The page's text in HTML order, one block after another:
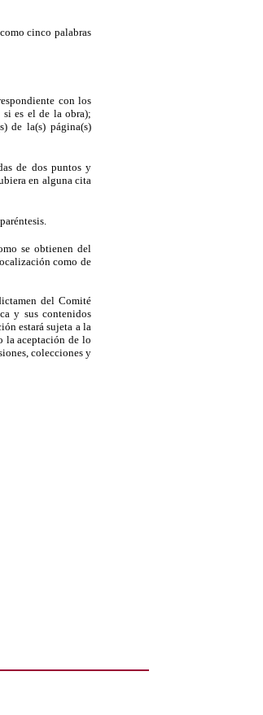
cinco palabras
con los
es el de la obra);
de la(s) página(s)
de dos puntos y
en alguna cita
se obtienen del
como de
del Comité
y sus contenidos
estará sujeta a la
la aceptación de lo
colecciones y